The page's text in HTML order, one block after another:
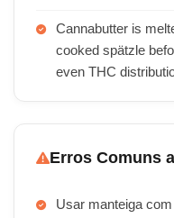
Cannabutter is
cooked spätzle
even THC
Erros Comuns
Usar manteiga